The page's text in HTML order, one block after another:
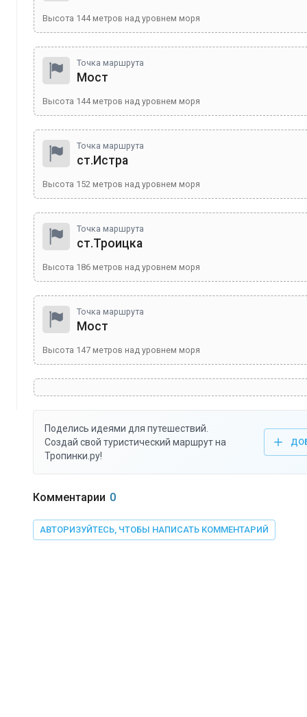
Высота 144метров над уровнем моря
Точка маршрута
Мост
Высота 144метров над уровнем моря
Точка маршрута
ст.Истра
Высота 152 метров над уровнем моря
Точка маршрута
ст.Троицка
Высота 186 метров над уровнем моря
Точка маршрута
Мост
Высота 147 метров над уровнем моря
Поделись идеями для путешествий.
Создай свой туристический маршрут на
Тропинки.ру!
Комментарии 0
АВТОРИЗУЙТЕСЬ, ЧТОБЫ НАПИСАТЬ КОММЕНТАРИЙ